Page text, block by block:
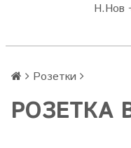
Н.Нов
Розетки
РОЗЕТКА